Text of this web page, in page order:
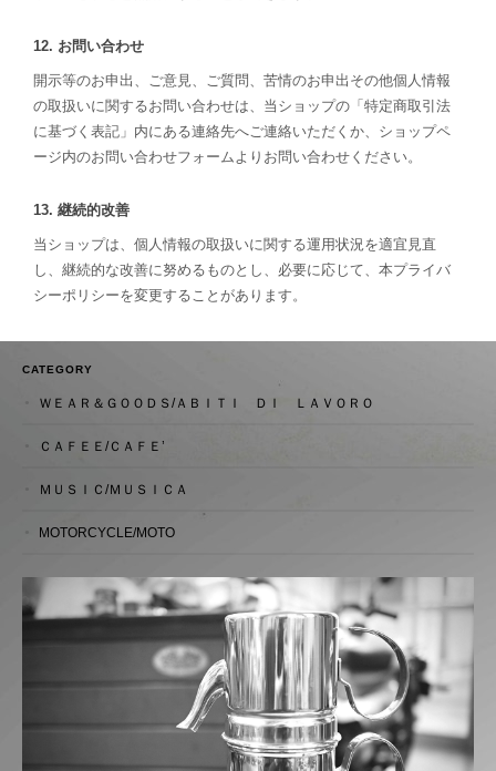
12. お問い合わせ
開示等のお申出、ご意見、ご質問、苦情のお申出その他個人情報
の取扱いに関するお問い合わせは、当ショップの「特定商取引法
に基づく表記」内にある連絡先へご連絡いただくか、ショップペ
ージ内のお問い合わせフォームよりお問い合わせください。
13. 継続的改善
当ショップは、個人情報の取扱いに関する運用状況を適宜見直
し、継続的な改善に努めるものとし、必要に応じて、本プライバ
シーポリシーを変更することがあります。
CATEGORY
ＷＥＡＲ＆ＧＯＯＤＳ/ＡＢＩＴＩ ＤＩ ＬＡＶＯＲＯ
ＣＡＦＥＥ/ＣＡＦＥ’
ＭＵＳＩＣ/ＭＵＳＩＣＡ
MOTORCYCLE/MOTO